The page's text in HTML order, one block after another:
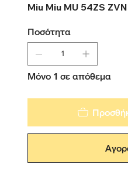
Miu Miu MU 54ZS
Ποσότητα
Μόνο 1 σε απόθεμα